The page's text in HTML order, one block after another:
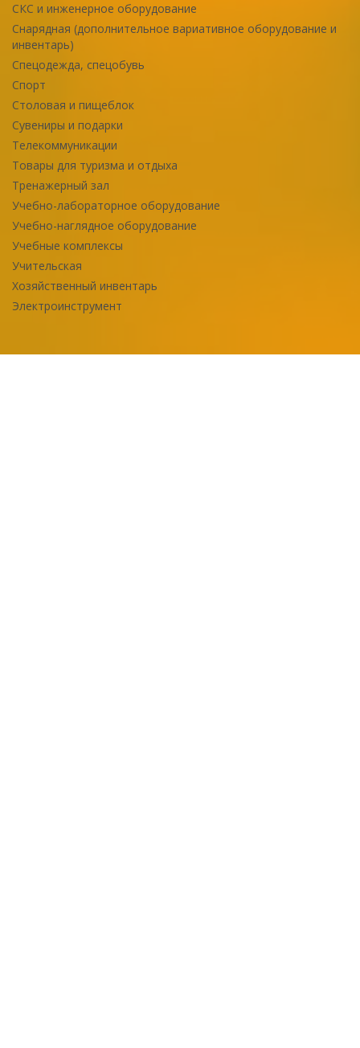
СКС и инженерное оборудование
Снарядная (дополнительное вариативное оборудование и
инвентарь)
Спецодежда, спецобувь
Спорт
Столовая и пищеблок
Сувениры и подарки
Телекоммуникации
Товары для туризма и отдыха
Тренажерный зал
Учебно-лабораторное оборудование
Учебно-наглядное оборудование
Учебные комплексы
Учительская
Хозяйственный инвентарь
Электроинструмент